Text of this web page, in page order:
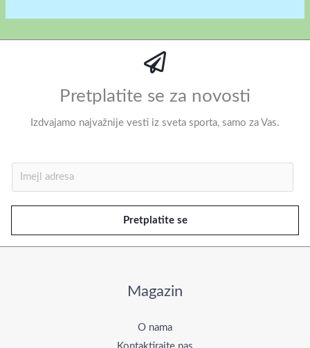
Pretplatite se za novosti
Izdvajamo najvažnije vesti iz sveta sporta, samo za Vas.
m
e
l
Pretplatite se
Magazin
O nama